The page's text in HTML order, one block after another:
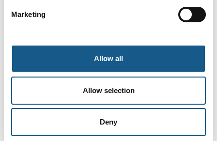
Marketing
Allow all
Allow selection
Deny